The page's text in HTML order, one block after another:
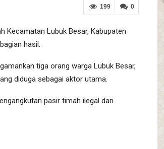
0
199
Kecamatan Lubuk Besar, Kabupaten
hasil.
tiga orang warga Lubuk Besar,
diduga sebagai aktor utama.
pasir timah ilegal dari